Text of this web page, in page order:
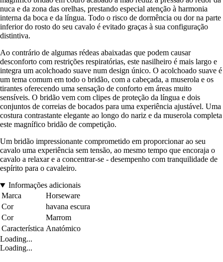
nuca e da zona das orelhas, prestando especial atenção à harmonia
interna da boca e da língua. Todo o risco de dormência ou dor na parte
inferior do rosto do seu cavalo é evitado graças à sua configuração
distintiva.
Ao contrário de algumas rédeas abaixadas que podem causar
desconforto com restrições respiratórias, este nasilheiro é mais largo e
integra um acolchoado suave num design único. O acolchoado suave é
um tema comum em todo o bridão, com a cabeçada, a muserola e os
tirantes oferecendo uma sensação de conforto em áreas muito
sensíveis. O bridão vem com clipes de proteção da língua e dois
conjuntos de correias de bocados para uma experiência ajustável. Uma
costura contrastante elegante ao longo do nariz e da muserola completa
este magnífico bridão de competição.
Um bridão impressionante comprometido em proporcionar ao seu
cavalo uma experiência sem tensão, ao mesmo tempo que encoraja o
cavalo a relaxar e a concentrar-se - desempenho com tranquilidade de
espírito para o cavaleiro.
Informações adicionais
Marca
Horseware
Cor
havana escura
Cor
Marrom
Característica Anatómico
Loading...
Loading...